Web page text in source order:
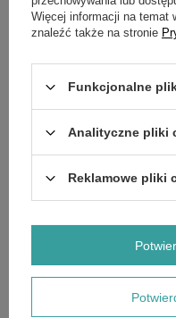
Zadaj pytanie a my
najciekawsze pytania i
STIGA głowica żyłkowa
SZCZEGÓŁOWE DANE
Więcej informacji na temat
znaleźć także na stronie
Funkcjonalne
Analityczne pliki
Reklamowe pliki